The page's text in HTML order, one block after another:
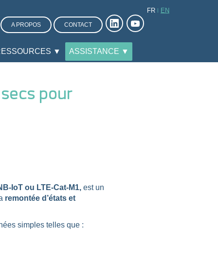
A PROPOS CONTACT
FR EN
▼ ASSISTANCE ▼
pour
IoT ou LTE-Cat-M1, est un
remontée d’états et
simples telles que :